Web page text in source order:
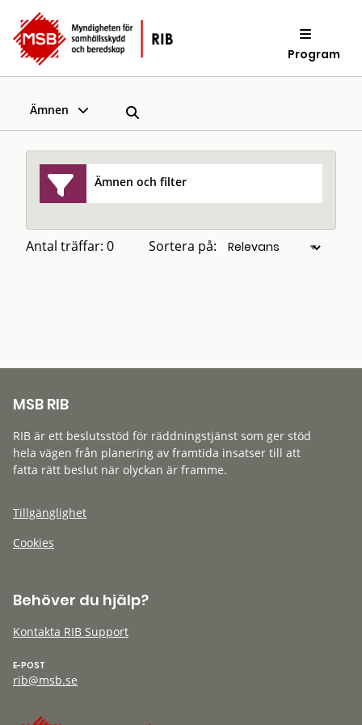
Program
Ämnen
Ämnen och filter
Antal träffar: 0 Sortera på:
MSB RIB
RIB är ett beslutsstöd för räddningstjänst som ger stöd
hela vägen från planering av framtida insatser till att
fatta rätt beslut när olyckan är framme.
Tillgänglighet
Cookies
Behöver du hjälp?
Kontakta RIB Support
E-POST
rib@msb.se